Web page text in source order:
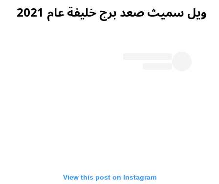
ويل سميث صعد برج خليفة عام 2021
View this post on Instagram